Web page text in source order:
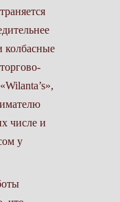
колбасные
числе и
у